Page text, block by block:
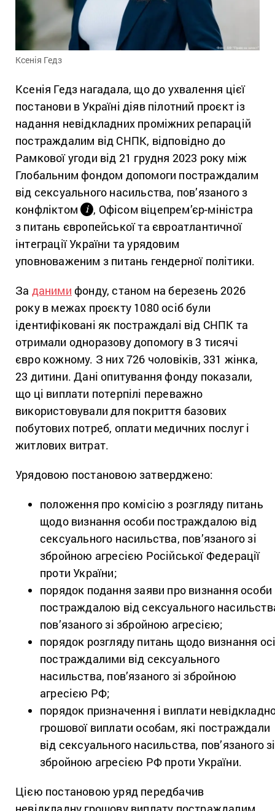
Ксенія Гедз
Ксенія Гедз нагадала, що до ухвалення цієї
постанови в Україні діяв пілотний проєкт із
надання невідкладних проміжних репарацій
постраждалим від СНПК, відповідно до
Рамкової угоди від 21 грудня 2023 року між
Глобальним фондом допомоги постраждалим
від сексуального насильства, пов’язаного з
конфліктом і , Офісом віцепрем’єр-міністра
з питань європейської та євроатлантичної
інтеграції України та урядовим
уповноваженим з питань гендерної політики.
За даними фонду, станом на березень 2026
року в межах проєкту 1080 осіб були
ідентифіковані як постраждалі від СНПК та
отримали одноразову допомогу в 3 тисячі
євро кожному. З них 726 чоловіків, 331 жінка,
23 дитини. Дані опитування фонду показали,
що ці виплати потерпілі переважно
використовували для покриття базових
побутових потреб, оплати медичних послуг і
житлових витрат.
Урядовою постановою затверджено:
положення про комісію з розгляду питань
щодо визнання особи постраждалою від
сексуального насильства, пов’язаного зі
збройною агресією Російської Федерації
проти України;
порядок подання заяви про визнання особи
постраждалою від сексуального
пов’язаного зі збройною агресією;
порядок розгляду питань щодо визнання
постраждалими від сексуального
насильства, пов’язаного зі збройною
агресією РФ;
порядок призначення і виплати
грошової виплати особам, які постраждали
від сексуального насильства, пов’язаного зі
збройною агресією РФ проти України.
Цією постановою уряд передбачив